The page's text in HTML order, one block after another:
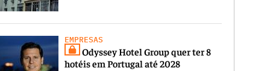
EMPRESAS
Odyssey Hotel Group quer ter 8
hotéis em Portugal até 2028